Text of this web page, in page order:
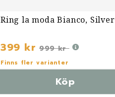
Ring la moda Bianco, Silver
399 kr 999 kr
Finns fler varianter
Köp